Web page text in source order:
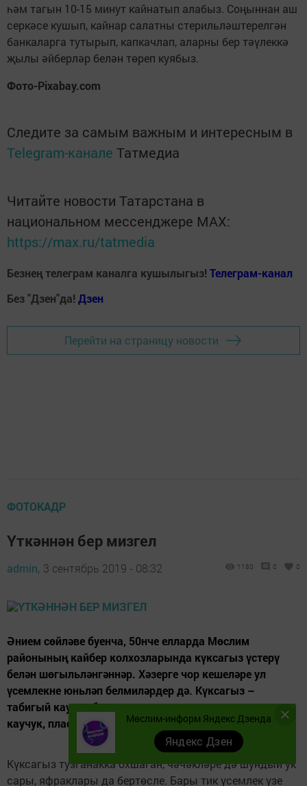
һәм тагын 10-15 минут кайнатып алабыз. Соңыннан аш
серкәсе кушып, кайнар салатны стерильләштерелгән
банкаларга тутырып, капкачлап, аларны бер тәүлеккә
җылы әйберләр белән төреп куябыз.
Фото-Pixabay.com
Следите за самым важным и интересным в
Telegram-канале Татмедиа
Читайте новости Татарстана в
национальном мессенджере MАХ:
https://max.ru/tatmedia
Безнең телеграм каналга кушылыгыз! Телеграм-канал
Без "Дзен"да! Дзен
Перейти на страницу новости
ФОТОКАДР
Үткәннән бер мизгел
admin, 3 сентябрь 2019 - 08:32 1180 0 0
Әнием сөйләве буенча, 50нче елларда Мөслим
районының кайбер колхозларында күксагыз үстерү
белән шөгыльләнгәннәр. Хәзерге чор кешеләре ул
үсемлекне юньләп белмиләрдер дә. Күксагыз –
табигый каучук бирүче үсемлек, ул чорда әле ясалма
каучук, пластиклар җитештерү юк.
Күксагыз тузганакка охшаган, чәчәкләре дә шундый ук
сары, яфраклары да бертөсле. Бары тик үсемлек үзе
Мөслим-информ Яндекс Дзенда
Яндекс Дзен